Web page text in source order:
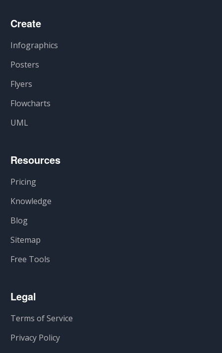
Create
Infographics
Posters
Flyers
Flowcharts
UML
Resources
Pricing
Knowledge
Blog
Sitemap
Free Tools
Legal
Terms of Service
Privacy Policy